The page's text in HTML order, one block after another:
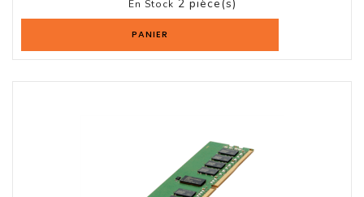
En Stock 2 pièce(s)
PANIER